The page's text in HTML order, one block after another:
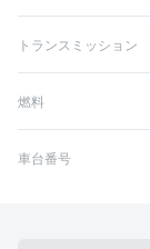
トランスミッション
燃料
車台番号